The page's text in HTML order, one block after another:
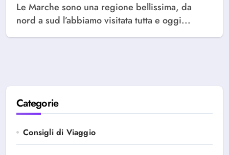
Le Marche sono una regione bellissima, da
nord a sud l’abbiamo visitata tutta e oggi...
Categorie
Consigli di Viaggio